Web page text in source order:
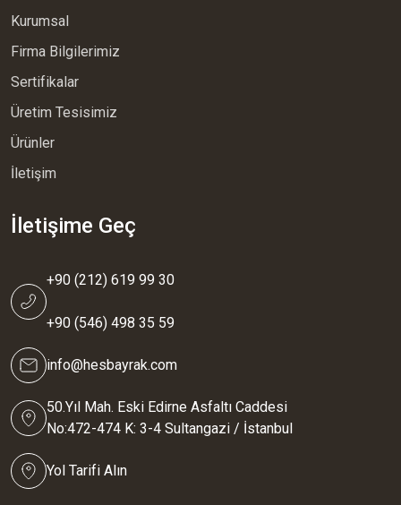
Kurumsal
Firma Bilgilerimiz
Sertifikalar
Üretim Tesisimiz
Ürünler
İletişim
İletişime Geç
+90 (212) 619 99 30
+90 (546) 498 35 59
info@hesbayrak.com
50.Yıl Mah. Eski Edirne Asfaltı Caddesi
No:472-474 K: 3-4 Sultangazi / İstanbul
Yol Tarifi Alın